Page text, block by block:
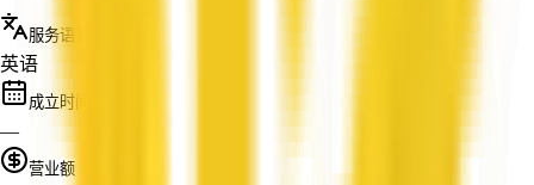
服务语言
英语
成立时间
—
营业额